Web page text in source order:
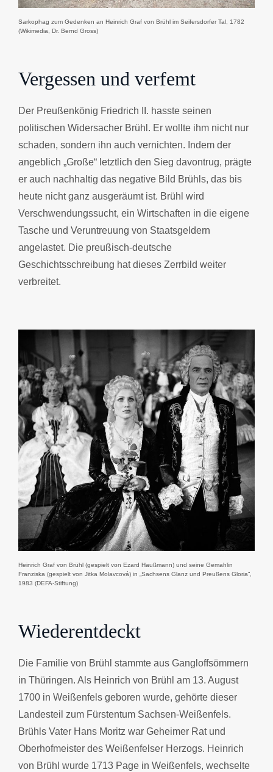
Sarkophag zum Gedenken an Heinrich Graf von Brühl im Seifersdorfer Tal, 1782
(Wikimedia, Dr. Bernd Gross)
Vergessen und verfemt
Der Preußenkönig Friedrich II. hasste seinen
politischen Widersacher Brühl. Er wollte ihm nicht nur
schaden, sondern ihn auch vernichten. Indem der
angeblich „Große“ letztlich den Sieg davontrug, prägte
er auch nachhaltig das negative Bild Brühls, das bis
heute nicht ganz ausgeräumt ist. Brühl wird
Verschwendungssucht, ein Wirtschaften in die eigene
Tasche und Veruntreuung von Staatsgeldern
angelastet. Die preußisch-deutsche
Geschichtsschreibung hat dieses Zerrbild weiter
verbreitet.
Heinrich Graf von Brühl (gespielt von Ezard Haußmann) und seine Gemahlin
Franziska (gespielt von Jitka Molavcová) in „Sachsens Glanz und Preußens Gloria“,
1983 (DEFA-Stiftung)
Wiederentdeckt
Die Familie von Brühl stammte aus Gangloffsömmern
in Thüringen. Als Heinrich von Brühl am 13. August
1700 in Weißenfels geboren wurde, gehörte dieser
Landesteil zum Fürstentum Sachsen-Weißenfels.
Brühls Vater Hans Moritz war Geheimer Rat und
Oberhofmeister des Weißenfelser Herzogs. Heinrich
von Brühl wurde 1713 Page in Weißenfels, wechselte